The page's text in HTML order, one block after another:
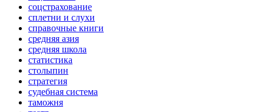
соцстрахование
сплетни и слухи
справочные книги
средняя азия
средняя школа
статистика
столыпин
стратегия
судебная система
таможня